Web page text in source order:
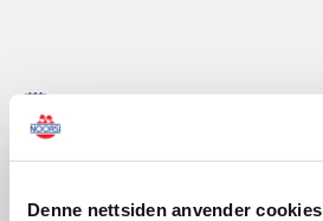
Denne nettsiden anvender cookies
November